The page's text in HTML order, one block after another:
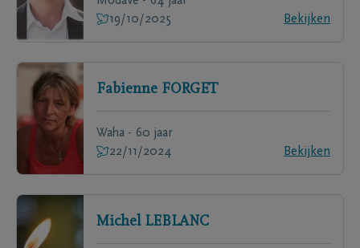
19/10/2025
Bekijken
Fabienne FORGET
Waha - 60 jaar
22/11/2024
Bekijken
Michel LEBLANC